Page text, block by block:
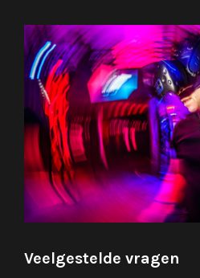
Veelgestelde vragen